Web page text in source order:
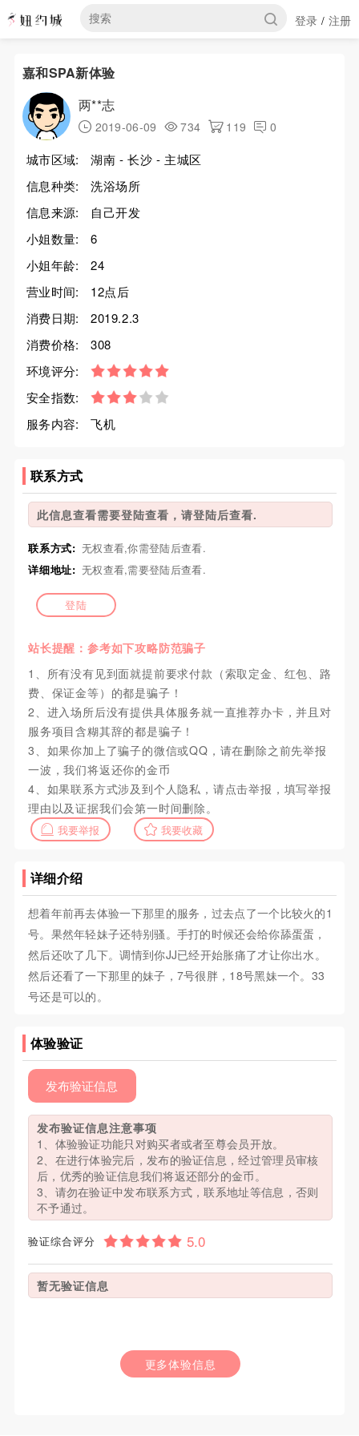
登录 / 注册
嘉和SPA新体验
两**志
2019-06-09 734 119 0
城市区域:
湖南 - 长沙 - 主城区
信息种类:
洗浴场所
信息来源:
自己开发
小姐数量:
6
小姐年龄:
24
营业时间:
12点后
消费日期:
2019.2.3
消费价格:
308
环境评分:
安全指数:
服务内容:
飞机
联系方式
此信息查看需要登陆查看，请登陆后查看.
联系方式: 无权查看,你需登陆后查看.
详细地址: 无权查看,需要登陆后查看.
登陆
站长提醒：参考如下攻略防范骗子
1、所有没有见到面就提前要求付款（索取定金、红包、路
费、保证金等）的都是骗子！
2、进入场所后没有提供具体服务就一直推荐办卡，并且对
服务项目含糊其辞的都是骗子！
3、如果你加上了骗子的微信或QQ，请在删除之前先举报
一波，我们将返还你的金币
4、如果联系方式涉及到个人隐私，请点击举报，填写举报
理由以及证据我们会第一时间删除。
我要举报 我要收藏
详细介绍
想着年前再去体验一下那里的服务，过去点了一个比较火的1
号。果然年轻妹子还特别骚。手打的时候还会给你舔蛋蛋，
然后还吹了几下。调情到你JJ已经开始胀痛了才让你出水。
然后还看了一下那里的妹子，7号很胖，18号黑妹一个。33
号还是可以的。
体验验证
发布验证信息
发布验证信息注意事项
1、体验验证功能只对购买者或者至尊会员开放。
2、在进行体验完后，发布的验证信息，经过管理员审核
后，优秀的验证信息我们将返还部分的金币。
3、请勿在验证中发布联系方式，联系地址等信息，否则
不予通过。
验证综合评分
暂无验证信息
更多体验信息